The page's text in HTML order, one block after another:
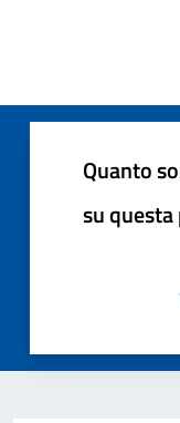
Quanto
su